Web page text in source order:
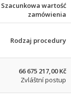
Szacunkowa wartość
zamówienia
Rodzaj procedury
66 675 217,00 Kč
Zvláštní postup